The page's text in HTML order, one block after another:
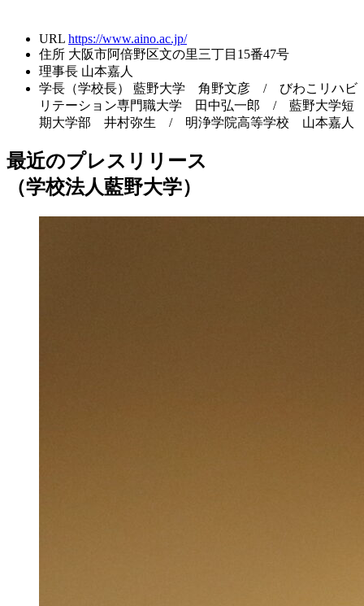
URL https://www.aino.ac.jp/
住所 大阪市阿倍野区文の里三丁目15番47号
理事長 山本嘉人
学長（学校長）
藍野大学 角野文彦 / びわこリハビ
リテーション専門職大学 田中弘一郎 / 藍野大学短
期大学部 井村弥生 / 明浄学院高等学校 山本嘉人
最近のプレスリリース
（学校法人藍野大学）